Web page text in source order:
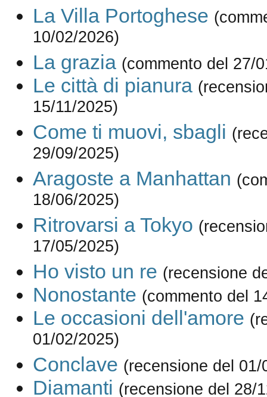
La Villa Portoghese
10/02/2026)
La grazia (commento del 27/
Le città di pianura
15/11/2025)
Come ti muovi, sbagli
29/09/2025)
Aragoste a Manhattan
18/06/2025)
Ritrovarsi a Tokyo
17/05/2025)
Ho visto un re (recensione
Nonostante (commento del
Le occasioni dell'amore
01/02/2025)
Conclave (recensione del 01/
Diamanti (recensione del 28/